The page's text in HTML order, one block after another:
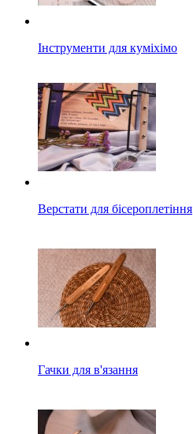
Інструменти для куміхімо
Верстати для бісероплетіння
Гачки для в'язання